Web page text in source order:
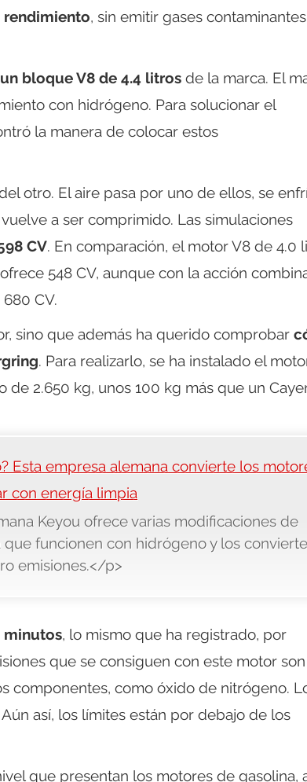
, sin emitir gases
un bloque V8 de 4.4 litros de la marca. El
con hidrógeno. Para solucionar el
la manera de colocar estos
otro. El aire pasa por uno de ellos, se
a ser comprimido. Las simulaciones
CV. En comparación, el motor V8 de 4.0
ofrece 548 CV, aunque con la acción
CV.
sino que además ha querido comprobar
. Para realizarlo, se ha instalado el
2.650 kg, unos 100 kg más que un
Esta empresa alemana convierte los
con energía limpia
Keyou ofrece varias modificaciones de
que funcionen con hidrógeno y los convierte
emisiones.</p>
minutos, lo mismo que ha registrado, por
que se consiguen con este motor son
componentes, como óxido de nitrógeno.
así, los límites están por debajo de los
que presentan los motores de gasolina,